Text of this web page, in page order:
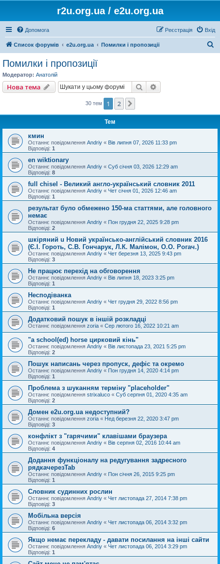
r2u.org.ua / e2u.org.ua
Допомога Вхід
Реєстрація
Список форумів e2u.org.ua Помилки і пропозиції
Помилки і пропозиції
Модератор: Анатолій
Нова тема Пошук
30 тем 1 2
Тем
кмин
Останнє повідомлення Andriy « Вів липня 07, 2026 11:33 pm
Відповіді: 1
en wiktionary
Останнє повідомлення Andriy « Суб січня 03, 2026 12:29 am
Відповіді: 8
full chisel - Великий англо-український словник 2011
Останнє повідомлення Andriy « Чет січня 01, 2026 12:46 am
Відповіді: 1
результат було обмежено 150-ма статтями, але головного
немає
Останнє повідомлення Andriy « Пон грудня 22, 2025 9:28 pm
Відповіді: 2
шкіряний u Новий українсько-англійський словник 2016
(Є.І. Гороть, С.В. Гончарук, Л.К. Малімон, О.О. Рогач.)
Останнє повідомлення Andriy « Чет березня 13, 2025 9:43 pm
Відповіді: 3
Не працює перехід на обговорення
Останнє повідомлення Andriy « Вів липня 18, 2023 3:25 pm
Відповіді: 1
Несподіванка
Останнє повідомлення Andriy « Чет грудня 29, 2022 8:56 pm
Відповіді: 1
Додатковий пошук в іншій розкладці
Останнє повідомлення zoria « Сер лютого 16, 2022 10:21 am
"a school(ed) horse цирковий кінь"
Останнє повідомлення Andriy « Вів листопада 23, 2021 5:25 pm
Відповіді: 2
Пошук написань через пропуск, дефіс та окремо
Останнє повідомлення Andriy « Пон грудня 14, 2020 4:14 pm
Відповіді: 1
Проблема з шуканням терміну "placeholder"
Останнє повідомлення strixaluco « Суб серпня 01, 2020 4:35 am
Відповіді: 2
Домен e2u.org.ua недоступний?
Останнє повідомлення zoria « Нед березня 22, 2020 3:47 pm
Відповіді: 3
конфлікт з "гарячими" клавішами браузера
Останнє повідомлення Andriy « Вів серпня 02, 2016 10:44 am
Відповіді: 4
Додання функціоналу на редугування задресного
рядкачерезTab
Останнє повідомлення Andriy « Пон січня 26, 2015 9:25 pm
Відповіді: 1
Словник судинних рослин
Останнє повідомлення Andriy « Чет листопада 27, 2014 7:38 pm
Відповіді: 3
Мобільна версія
Останнє повідомлення Andriy « Чет листопада 06, 2014 3:32 pm
Відповіді: 6
Якщо немає перекладу - давати посилання на інші сайти
Останнє повідомлення Andriy « Чет листопада 06, 2014 3:29 pm
Відповіді: 1